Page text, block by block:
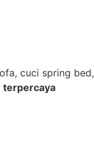
cuci spring bed,
terpercaya